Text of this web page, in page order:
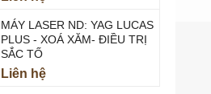
MÁY LASER ND: YAG LUCAS
PLUS - XOÁ XĂM- ĐIỀU TRỊ
SẮC TỐ
Liên hệ